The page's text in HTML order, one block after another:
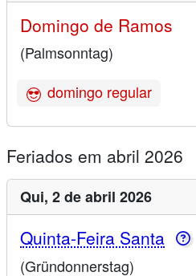
Domingo de Ramos
(Palmsonntag)
domingo regular
Feriados em abril 2026
Qui, 2 de abril 2026
Quinta-Feira Santa
(Gründonnerstag)